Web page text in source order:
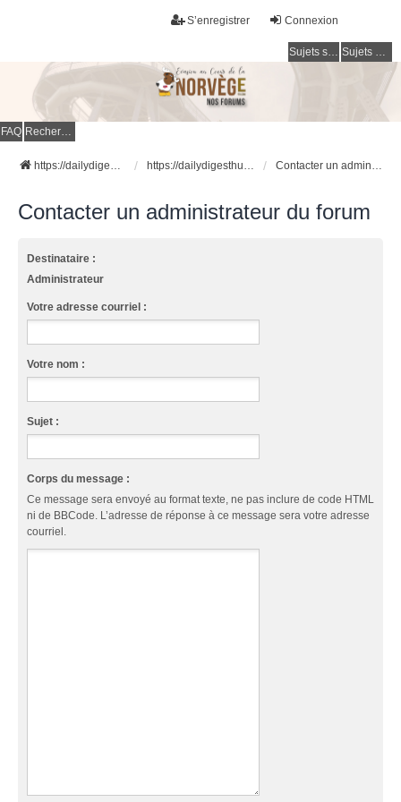
Connexion
S’enregistrer
Sujets sans réponse Sujets actifs
FAQ Rechercher
https://dailydigesthub.com https://dailydigesthub.com Contacter un administrateur du forum
Contacter un administrateur du forum
Destinataire :
Administrateur
Votre adresse courriel :
Votre nom :
Sujet :
Corps du message :
Ce message sera envoyé au format texte, ne pas inclure de code HTML
ni de BBCode. L’adresse de réponse à ce message sera votre adresse
courriel.